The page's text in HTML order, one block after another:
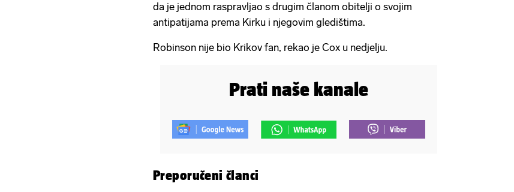
da je jednom raspravljao s drugim članom obitelji o svojim
antipatijama prema Kirku i njegovim gledištima.
Robinson nije bio Krikov fan, rekao je Cox u nedjelju.
Prati naše kanale
Preporučeni članci